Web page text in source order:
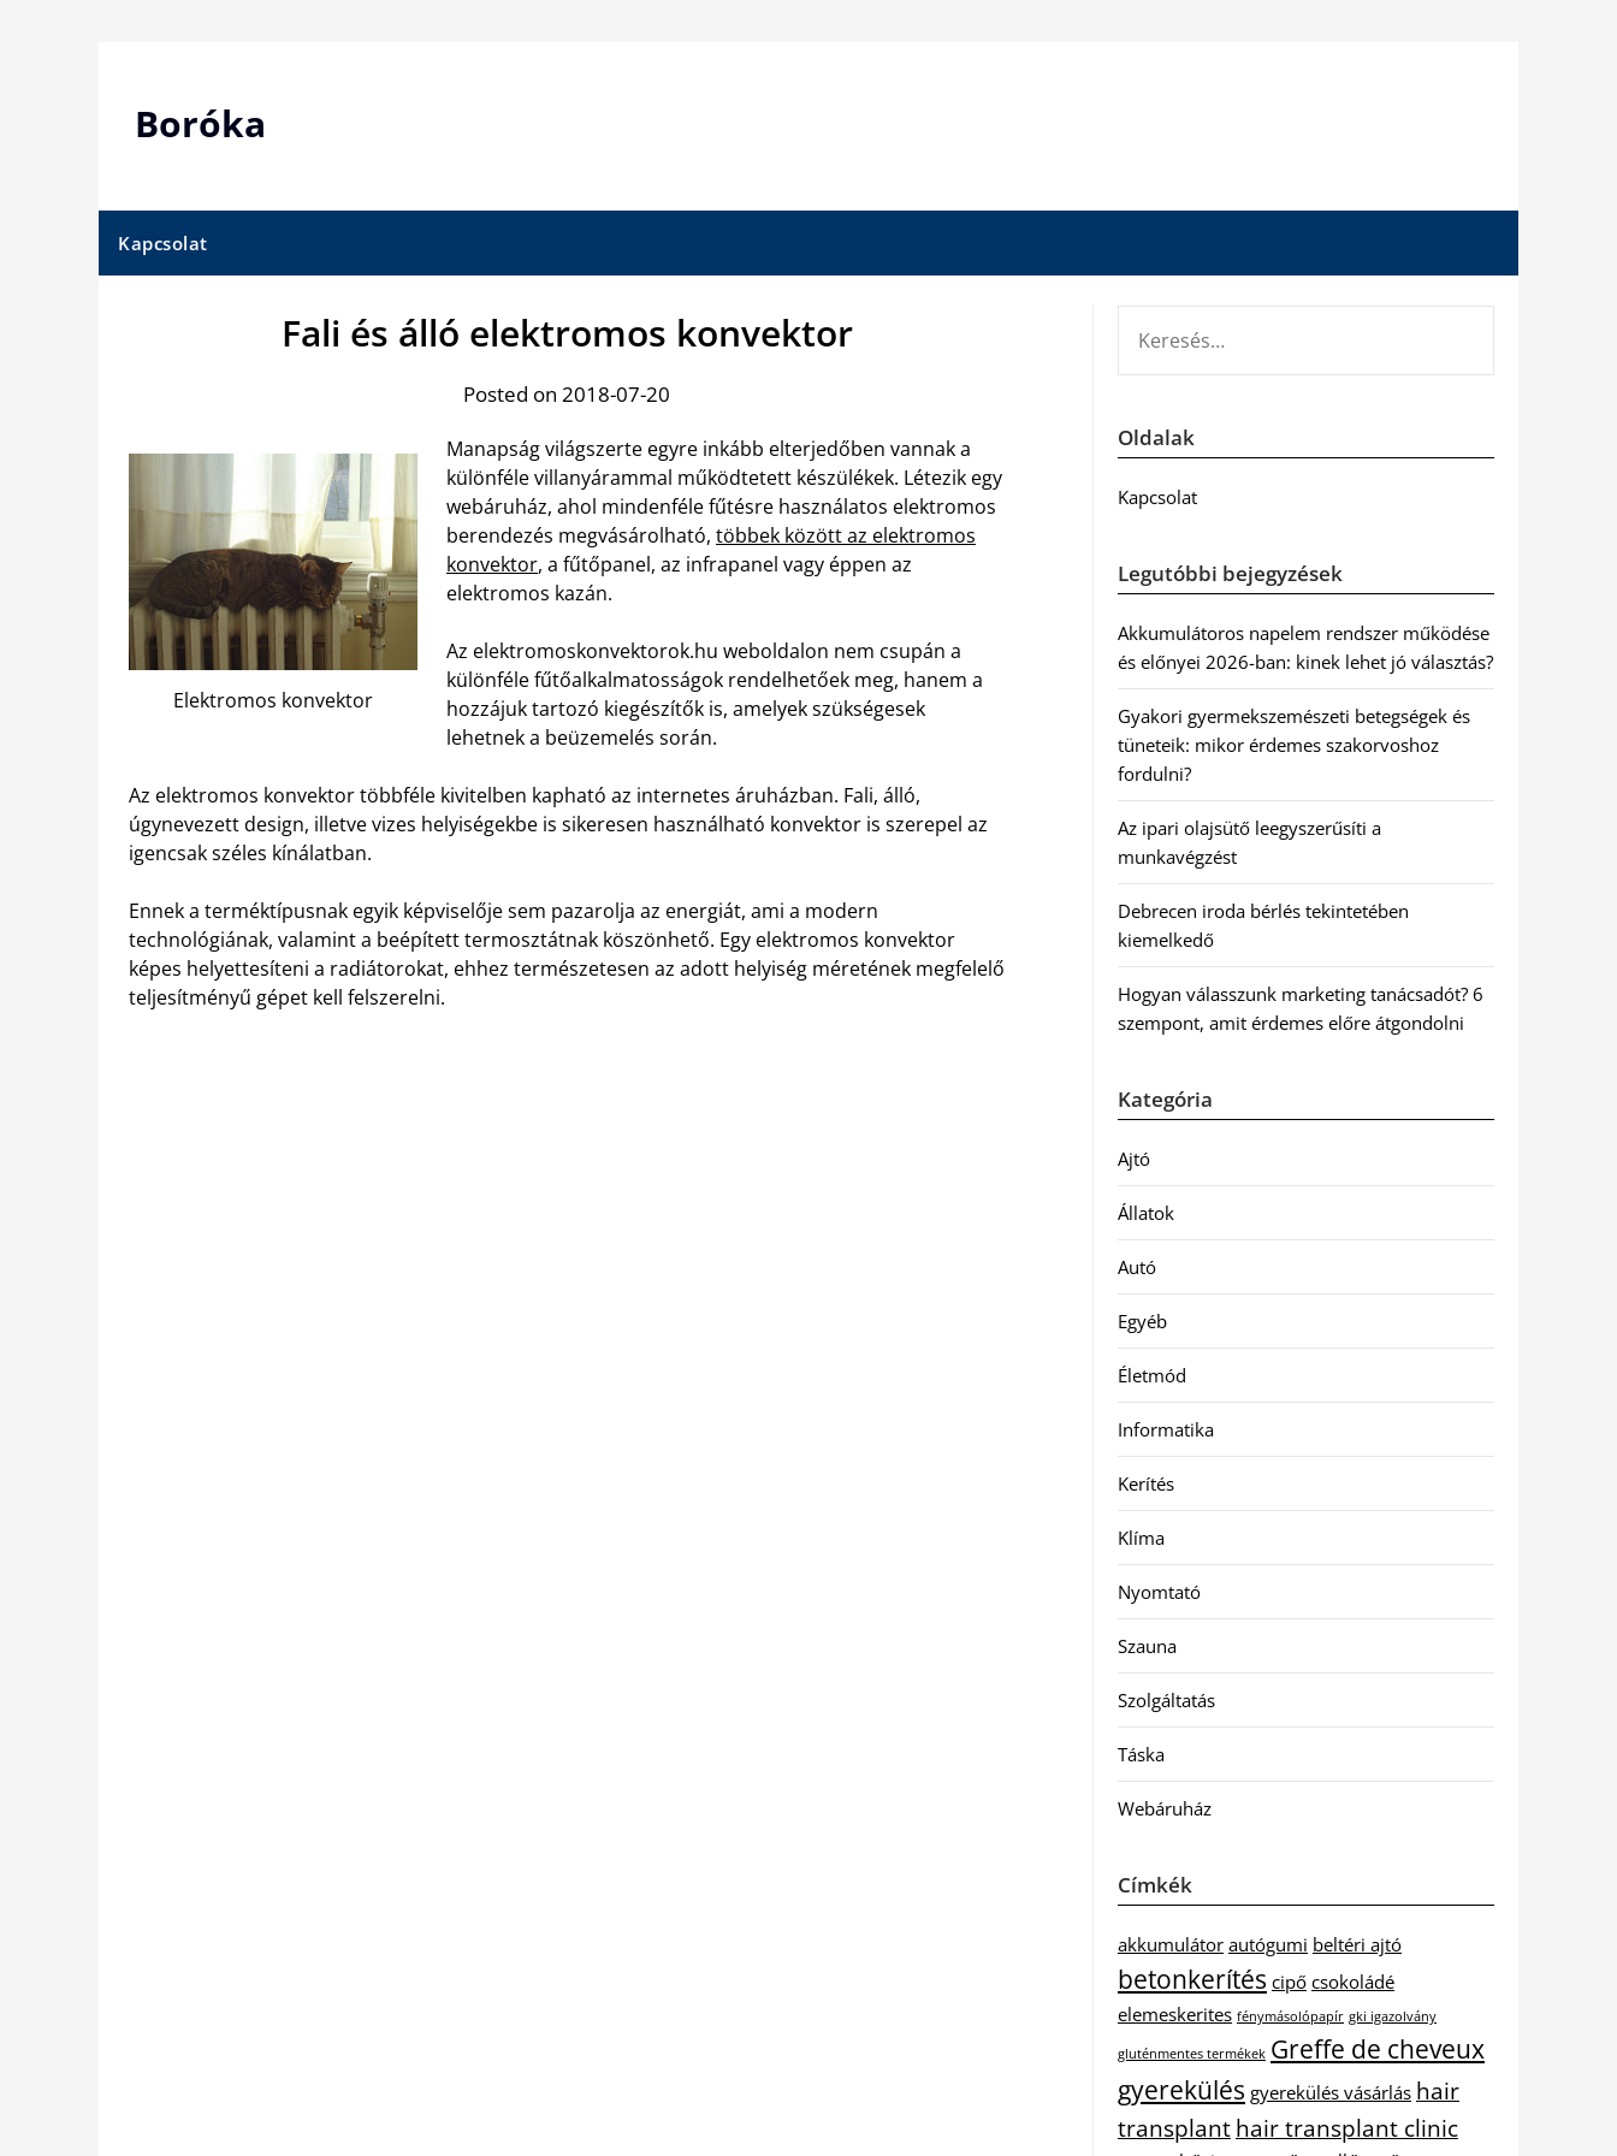
Boróka
Kapcsolat
Fali és álló elektromos konvektor
Posted on 2018-07-20
Elektromos konvektor
Manapság világszerte egyre inkább elterjedőben vannak a
különféle villanyárammal működtetett készülékek. Létezik egy
webáruház, ahol mindenféle fűtésre használatos elektromos
berendezés megvásárolható, többek között az elektromos
konvektor, a fűtőpanel, az infrapanel vagy éppen az
elektromos kazán.
Az elektromoskonvektorok.hu weboldalon nem csupán a
különféle fűtőalkalmatosságok rendelhetőek meg, hanem a
hozzájuk tartozó kiegészítők is, amelyek szükségesek
lehetnek a beüzemelés során.
Az elektromos konvektor többféle kivitelben kapható az internetes áruházban. Fali, álló,
úgynevezett design, illetve vizes helyiségekbe is sikeresen használható konvektor is szerepel az
igencsak széles kínálatban.
Ennek a terméktípusnak egyik képviselője sem pazarolja az energiát, ami a modern
technológiának, valamint a beépített termosztátnak köszönhető. Egy elektromos konvektor
képes helyettesíteni a radiátorokat, ehhez természetesen az adott helyiség méretének megfelelő
teljesítményű gépet kell felszerelni.
Oldalak
Kapcsolat
Legutóbbi bejegyzések
Akkumulátoros napelem rendszer működése
és előnyei 2026-ban: kinek lehet jó választás?
Gyakori gyermekszemészeti betegségek és
tüneteik: mikor érdemes szakorvoshoz
fordulni?
Az ipari olajsütő leegyszerűsíti a
munkavégzést
Debrecen iroda bérlés tekintetében
kiemelkedő
Hogyan válasszunk marketing tanácsadót? 6
szempont, amit érdemes előre átgondolni
Kategória
Ajtó
Állatok
Autó
Egyéb
Életmód
Informatika
Kerítés
Klíma
Nyomtató
Szauna
Szolgáltatás
Táska
Webáruház
Címkék
akkumulátor autógumi beltéri ajtó
betonkerítés cipő csokoládé
elemeskerites fénymásolópapír gki igazolvány
gluténmentes termékek Greffe de cheveux
gyerekülés gyerekülés vásárlás hair
transplant hair transplant clinic